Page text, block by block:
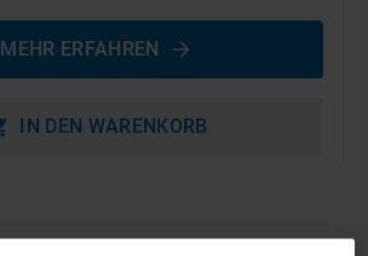
MEHR ERFAHREN
IN DEN WARENKORB